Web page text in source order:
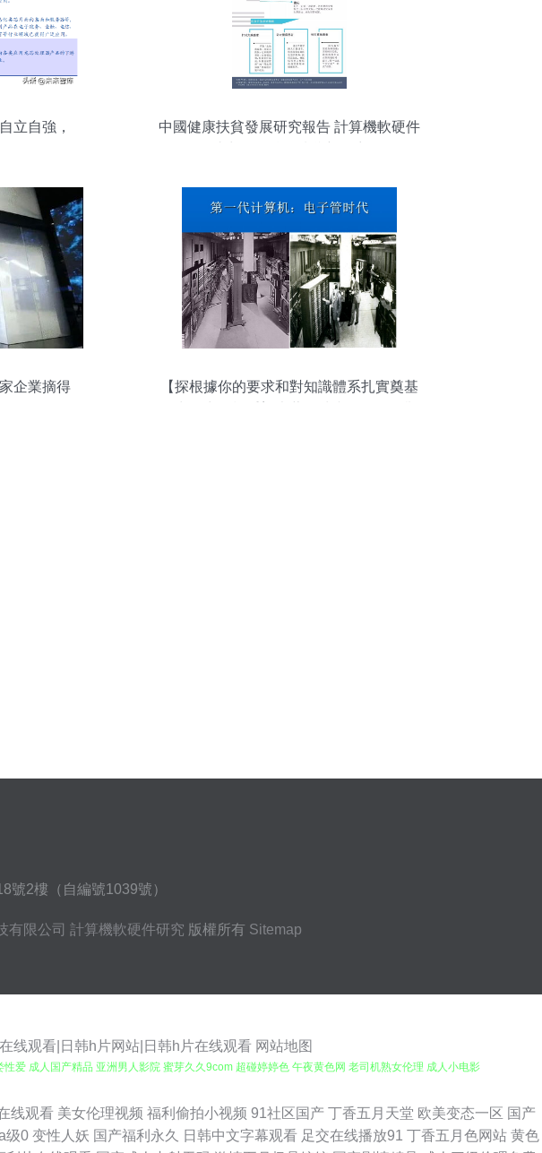
立自強，
中國健康扶貧發展研究報告 計算機軟硬件
企業摘得
【探根據你的要求和對知識體系扎實奠基
號2樓（自編號1039號）
有限公司 計算機軟硬件研究 版權所有 Sitemap
线观看|日韩h片网站|日韩h片在线观看 网站地图
成人国产精品 亚洲男人影院 蜜芽久久9com 超碰婷婷色 午夜黄色网 老司机熟女伦理 成人小电影
91 超碰五月天 五月天激情社区 韩国不卡AV 91刺激在线视频 免费试看91福利 wwww日本另 深夜福
线观看 美女伦理视频 福利偷拍小视频 91社区国产 丁香五月天堂 欧美变态一区 国产
级0 变性人妖 国产福利永久 日韩中文字幕观看 足交在线播放91 丁香五月色网站 黄色